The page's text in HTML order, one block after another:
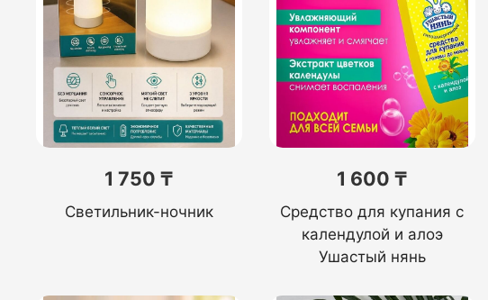
1 750 ₸
Светильник-ночник
1 600 ₸
Средство для купания с
календулой и алоэ
Ушастый нянь